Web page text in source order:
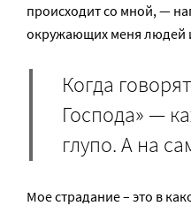
происходит со мной, —
окружающих меня людей
Когда
Господа» —
глупо. А на
Мое страдание – это в